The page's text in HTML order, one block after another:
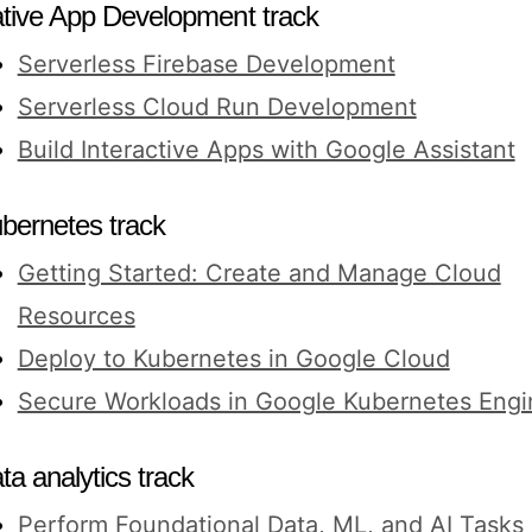
App Development track
Serverless Firebase Development
Serverless Cloud Run Development
Build Interactive Apps with Google Assistant
track
Getting Started: Create and Manage Cloud
Resources
Deploy to Kubernetes in Google Cloud
Secure Workloads in Google Kubernetes
analytics track
Perform Foundational Data, ML, and AI Tasks